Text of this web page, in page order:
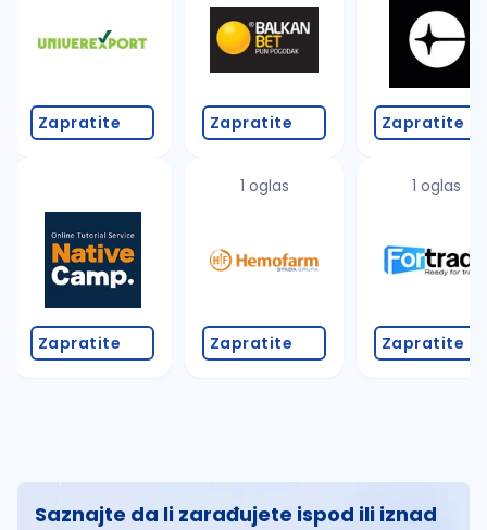
Takođe možete da:
proverite pravopisne greške (koristite č, ć, š, đ,
promenite odabrane filtere pretrage
Zapratite
Zapratite
Zapratite
1 oglas
Zapratite
Zapratite
1 oglas
Zapratite
Saznajte da li zarađujete ispod ili iznad